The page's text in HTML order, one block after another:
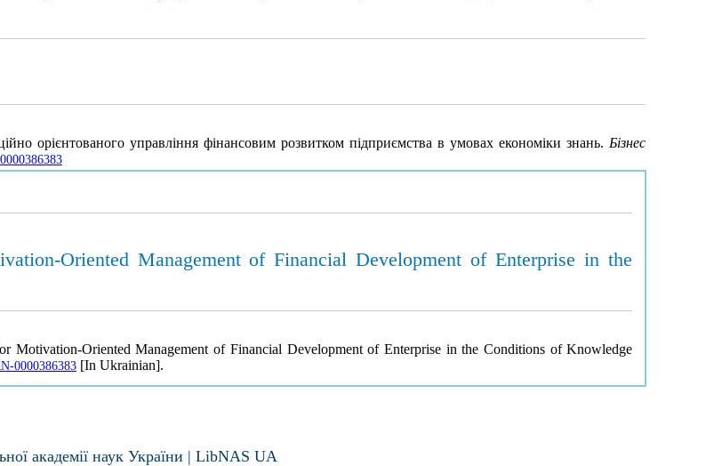
орієнтованого управління фінансовим розвитком підприємства в умовах економіки знань. Бізнес
Oriented Management of Financial Development of Enterprise in the
Motivation-Oriented Management of Financial Development of Enterprise in the Conditions of Knowledge
0000386383[In Ukrainian].
академії наук України | LibNAS UA